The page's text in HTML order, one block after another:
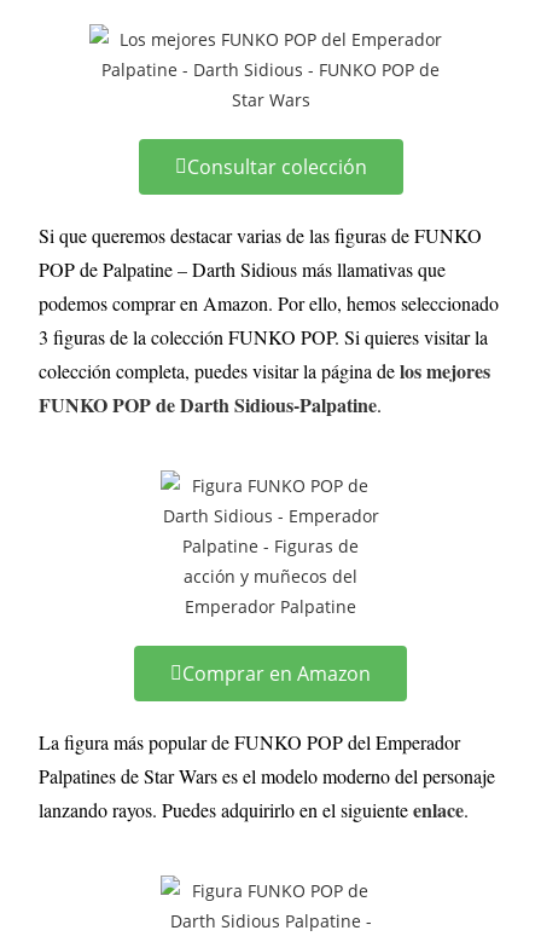
Consultar colección
Si que queremos destacar varias de las figuras de FUNKO
POP de Palpatine – Darth Sidious más llamativas que
podemos comprar en Amazon. Por ello, hemos seleccionado
3 figuras de la colección FUNKO POP. Si quieres visitar la
colección completa, puedes visitar la página delos mejores
FUNKO POP de Darth Sidious-Palpatine.
Comprar en Amazon
La figura más popular de FUNKO POP del Emperador
Palpatines de Star Wars es el modelo moderno del personaje
lanzando rayos. Puedes adquirirlo en el siguienteenlace.